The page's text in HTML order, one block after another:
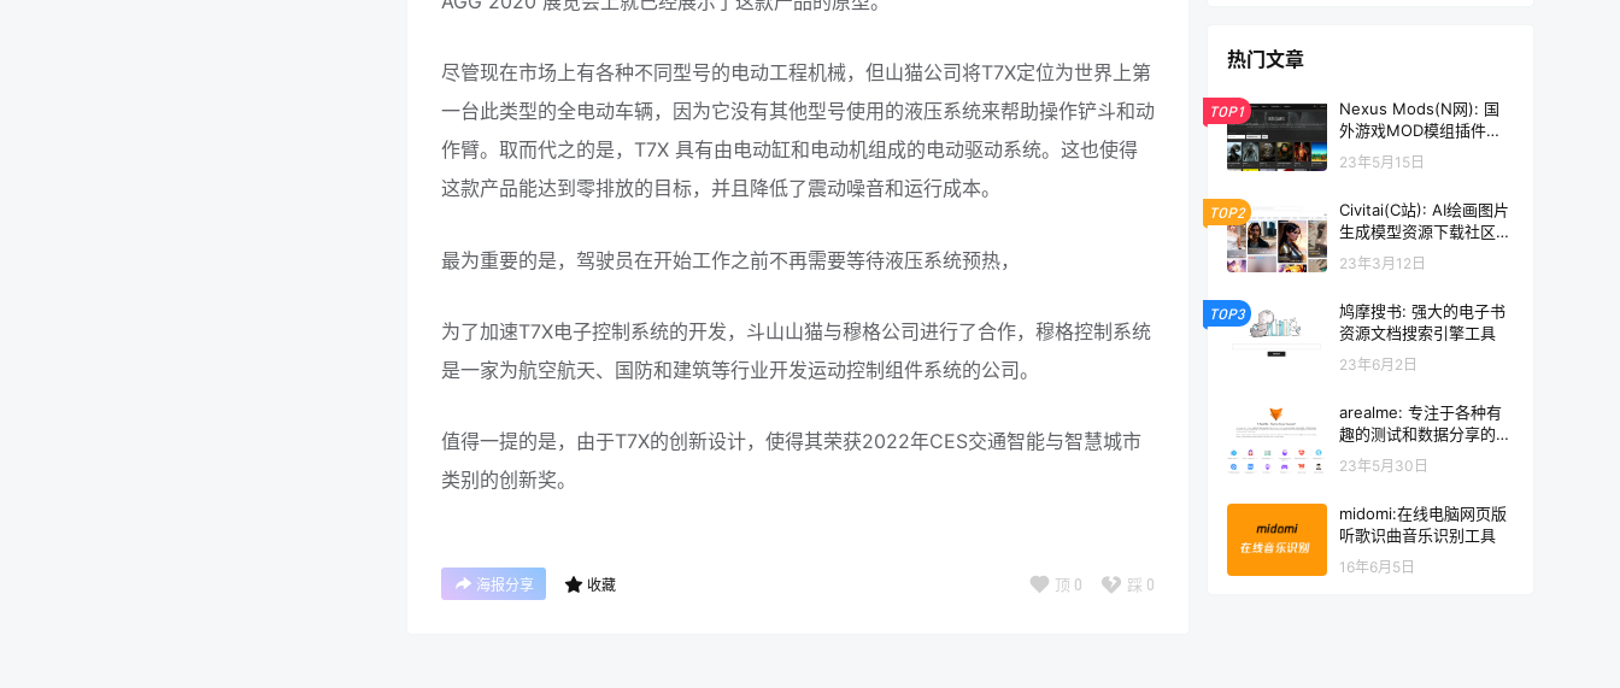
尽管现在市场上有各种不同型号的电动工程机械，但山猫公司将T7X定位为世界上第
一台此类型的全电动车辆，因为它没有其他型号使用的液压系统来帮助操作铲斗和动
作臂。取而代之的是，T7X 具有由电动缸和电动机组成的电动驱动系统。这也使得
这款产品能达到零排放的目标，并且降低了震动噪音和运行成本。
最为重要的是，驾驶员在开始工作之前不再需要等待液压系统预热，
为了加速T7X电子控制系统的开发，斗山山猫与穆格公司进行了合作，穆格控制系统
是一家为航空航天、国防和建筑等行业开发运动控制组件系统的公司。
值得一提的是，由于T7X的创新设计，使得其荣获2022年CES交通智能与智慧城市
类别的创新奖。
海报分享 收藏 顶 0 踩 0
热门文章
TOP1
Nexus Mods(N网): 国
外游戏MOD模组插件资
源下载网站
23年5月15日
TOP2
Civitai(C站): AI绘画图片
生成模型资源下载社区网
23年3月12日
TOP3
鸠摩搜书: 强大的电子书
资源文档搜索引擎工具
23年6月2日
arealme: 专注于各种有
趣的测试和数据分享的网
23年5月30日
midomi:在线电脑网页版
听歌识曲音乐识别工具
16年6月5日